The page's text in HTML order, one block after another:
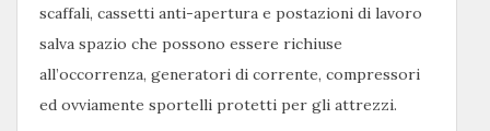
scaffali, cassetti anti-apertura e postazioni di lavoro
salva spazio che possono essere richiuse
all’occorrenza, generatori di corrente, compressori
ed ovviamente sportelli protetti per gli attrezzi.